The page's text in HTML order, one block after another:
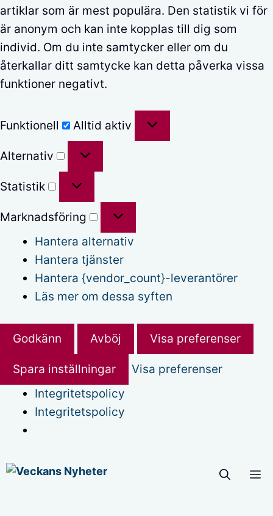
artiklar som är mest populära. Den statistik vi för
är anonym och kan inte kopplas till dig som
individ. Om du inte samtycker eller om du
återkallar ditt samtycke kan detta påverka vissa
funktioner negativt.
Funktionell Funktionell
Alltid aktiv
Alternativ Alternativ
Statistik Statistik
Marknadsföring Marknadsföring
Hantera alternativ
Hantera tjänster
Hantera {vendor_count}-leverantörer
Läs mer om dessa syften
Godkänn Avböj Visa preferenser
Spara inställningar
Visa preferenser
Integritetspolicy
Integritetspolicy
Hoppa